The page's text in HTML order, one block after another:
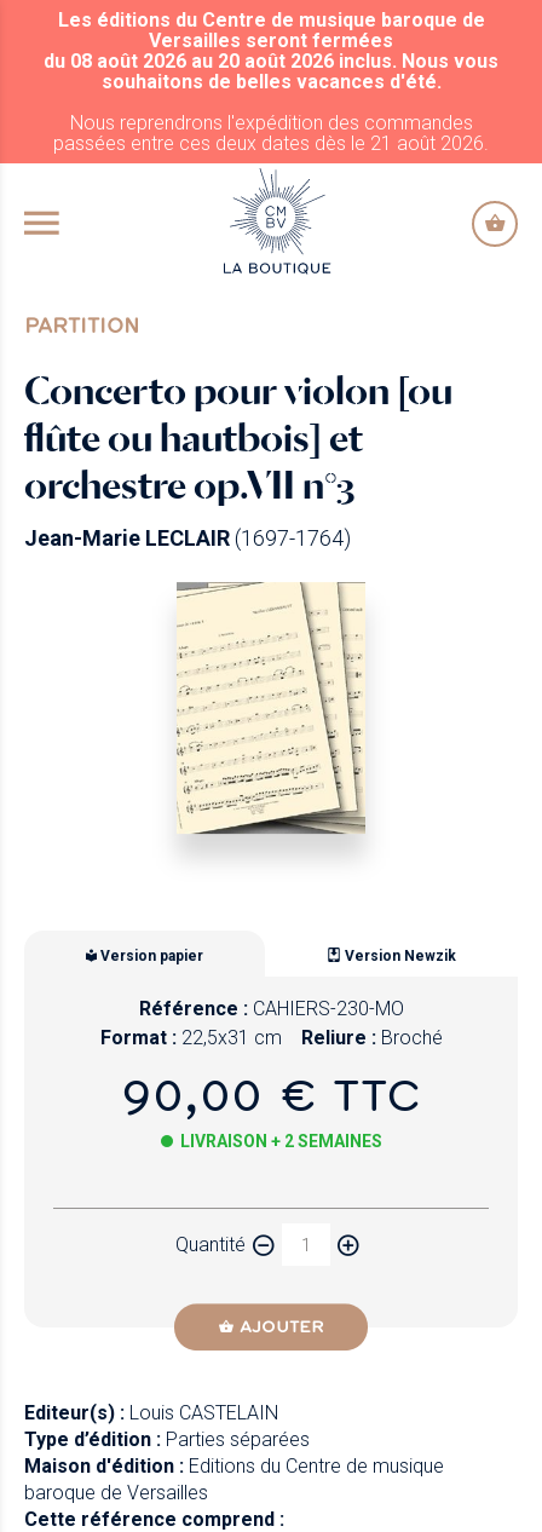
ALLER AU CONTENU PRINCIPAL
Les éditions du Centre de musique baroque de
Versailles seront fermées
du 08 août 2026 au 20 août 2026 inclus. Nous vous
souhaitons de belles vacances d'été.
Nous reprendrons l'expédition des commandes
passées entre ces deux dates dès le 21 août 2026.
PARTITION
Concerto pour violon [ou
flûte ou hautbois] et
orchestre op.VII n°3
Jean-Marie LECLAIR(1697-1764)
Version papier Version Newzik
Référence : CAHIERS-230-MO
Format : 22,5x31 cm Reliure : Broché
90,00 € TTC
LIVRAISON + 2 SEMAINES
Quantité
AJOUTER
Editeur(s) : Louis CASTELAIN
Type d’édition : Parties séparées
Maison d'édition : Editions du Centre de musique
baroque de Versailles
Cette référence comprend :